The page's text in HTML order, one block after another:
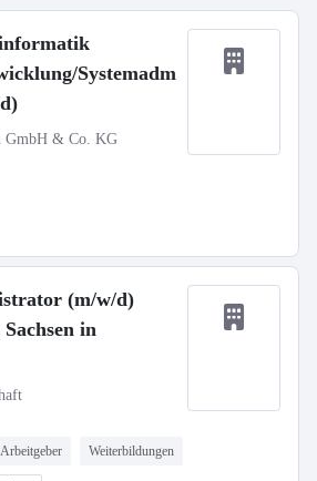
Systemadm
GmbH & Co. KG
(m/w/d)
in
Weiterbildungen